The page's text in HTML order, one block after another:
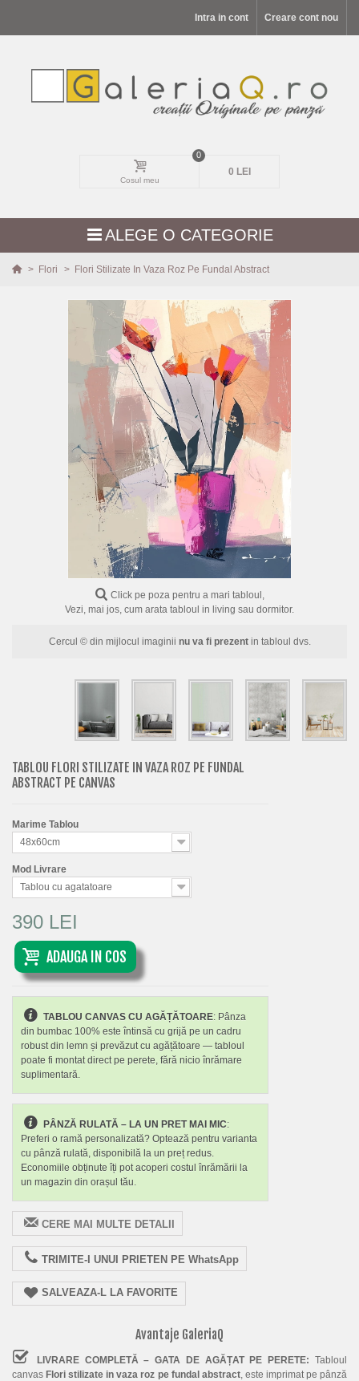
Intra in cont Creare cont nou
Cosul meu
0
0 LEI
ALEGE O CATEGORIE
> Flori > Flori Stilizate In Vaza Roz Pe Fundal Abstract
Click pe poza pentru a mari tabloul,
Vezi, mai jos, cum arata tabloul in living sau dormitor.
Cercul © din mijlocul imaginii nu va fi prezentin tabloul dvs.
TABLOU FLORI STILIZATE IN VAZA ROZ PE FUNDAL
ABSTRACT PE CANVAS
Marime Tablou
48x60cm
Mod Livrare
Tablou cu agatatoare
390 LEI
ADAUGA IN COS
TABLOU CANVAS CU AGĂȚĂTOARE: Pânza
din bumbac 100% este întinsă cu grijă pe un cadru
robust din lemn și prevăzut cu agățătoare — tabloul
poate fi montat direct pe perete, fără nicio înrămare
suplimentară.
PÂNZĂ RULATĂ – LA UN PRET MAI MIC:
Preferi o ramă personalizată? Optează pentru varianta
cu pânză rulată, disponibilă la un preț redus.
Economiile obținute îți pot acoperi costul înrămării la
un magazin din orașul tău.
CERE MAI MULTE DETALII
TRIMITE-I UNUI PRIETEN PE WhatsApp
SALVEAZA-L LA FAVORITE
Avantaje GaleriaQ
LIVRARE COMPLETĂ – GATA DE AGĂȚAT PE PERETE:Tabloul
canvasFlori stilizate in vaza roz pe fundal abstract, este imprimat pe pânză